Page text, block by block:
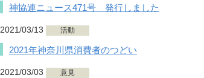
神協連ニュース471号 発行しました
2021/03/13 活動
2021年神奈川県消費者のつどい
2021/03/03 意見